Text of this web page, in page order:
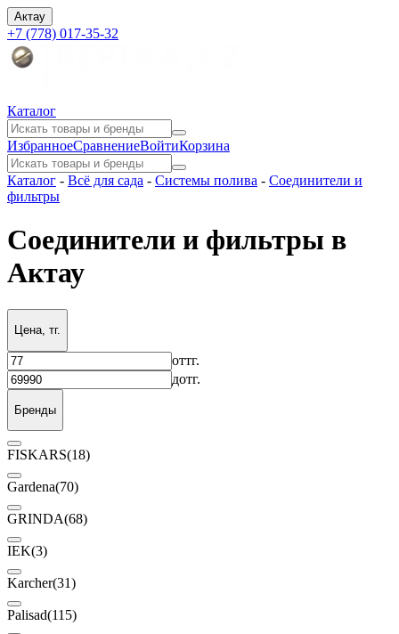
Актау
+7 (778) 017-35-32
Каталог
ИзбранноеСравнениеВойтиКорзина
Каталог - Всё для сада - Системы полива - Соединители и
фильтры
Соединители и фильтры в
Актау
Цена, тг.
оттг.
дотг.
Бренды
FISKARS(18)
Gardena(70)
GRINDA(68)
IEK(3)
Karcher(31)
Palisad(115)